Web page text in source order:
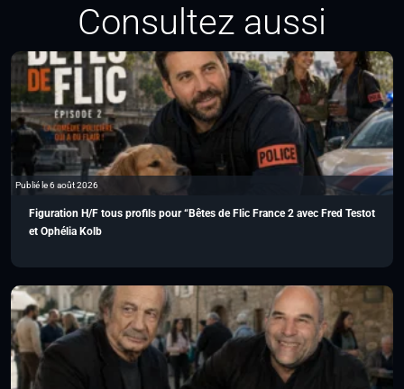
Consultez aussi
Publié le 6 août 2026
Figuration H/F tous profils pour “Bêtes de Flic France 2 avec Fred Testot
et Ophélia Kolb